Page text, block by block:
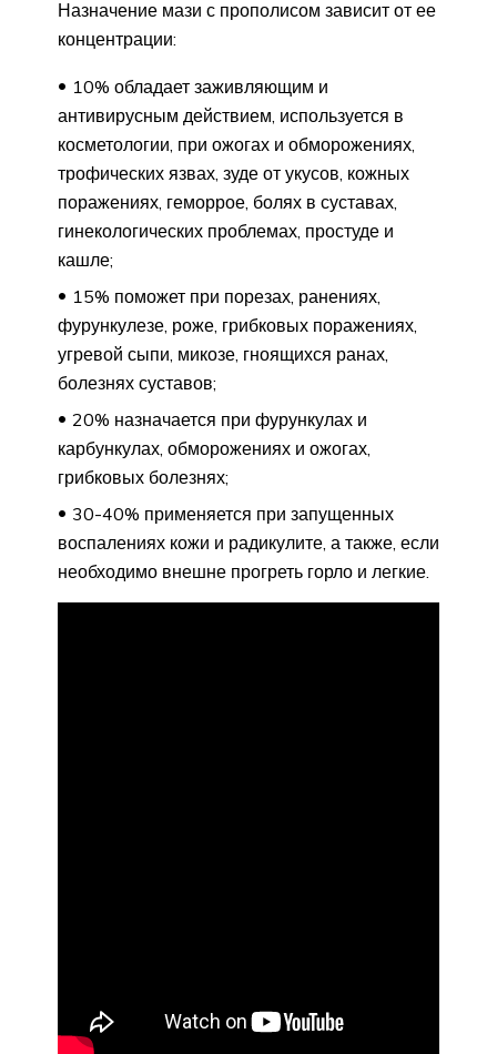
Назначение мази с прополисом зависит от ее
концентрации:
10% обладает заживляющим и
антивирусным действием, используется в
косметологии, при ожогах и обморожениях,
трофических язвах, зуде от укусов, кожных
поражениях, геморрое, болях в суставах,
гинекологических проблемах, простуде и
кашле;
15% поможет при порезах, ранениях,
фурункулезе, роже, грибковых поражениях,
угревой сыпи, микозе, гноящихся ранах,
болезнях суставов;
20% назначается при фурункулах и
карбункулах, обморожениях и ожогах,
грибковых болезнях;
30-40% применяется при запущенных
воспалениях кожи и радикулите, а также, если
необходимо внешне прогреть горло и легкие.